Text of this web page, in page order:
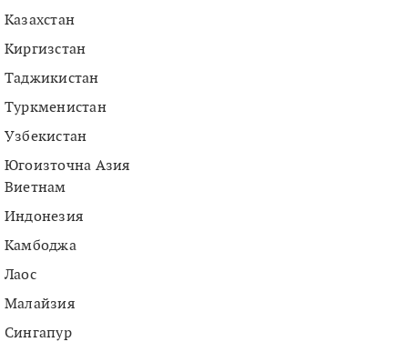
Казахстан
Киргизстан
Таджикистан
Туркменистан
Узбекистан
Югоизточна Азия
Виетнам
Индонезия
Камбоджа
Лаос
Малайзия
Сингапур